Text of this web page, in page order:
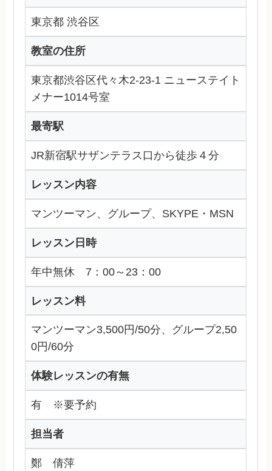
東京都 渋谷区
教室の住所
東京都渋谷区代々木2-23-1 ニューステイト
メナー1014号室
最寄駅
JR新宿駅サザンテラス口から徒歩４分
レッスン内容
マンツーマン、グループ、SKYPE・MSN
レッスン日時
年中無休 7：00～23：00
レッスン料
マンツーマン3,500円/50分、グループ2,50
0円/60分
体験レッスンの有無
有 ※要予約
担当者
鄭 倩萍